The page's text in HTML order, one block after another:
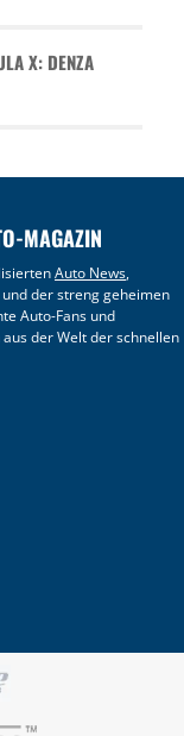
X: DENZA
MAGAZIN
Auto News,
der streng geheimen
Auto-Fans und
der Welt der schnellen